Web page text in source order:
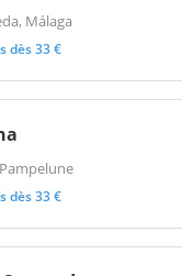
Málaga
dès 33 €
dès 33 €